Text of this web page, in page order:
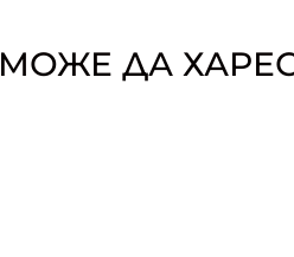
МОЖЕ ДА